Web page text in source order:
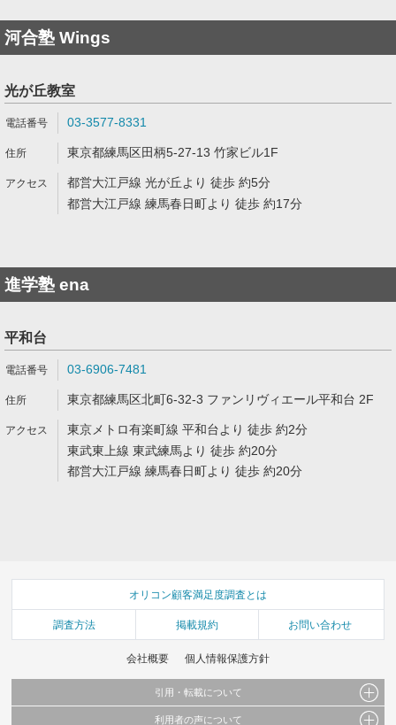
河合塾 Wings
光が丘教室
03-3577-8331
東京都練馬区田柄5-27-13 竹家ビル1F
都営大江戸線 光が丘より 徒歩 約5分
都営大江戸線 練馬春日町より 徒歩 約17分
進学塾 ena
平和台
03-6906-7481
東京都練馬区北町6-32-3 ファンリヴィエール平和台 2F
東京メトロ有楽町線 平和台より 徒歩 約2分
東武東上線 東武練馬より 徒歩 約20分
都営大江戸線 練馬春日町より 徒歩 約20分
オリコン顧客満足度調査とは
調査方法 掲載規約 お問い合わせ
会社概要 個人情報保護方針
引用・転載について
当サイトで公開されている情報（文字、写真、イラスト、画像データ等）及びこれらの配
利用者の声について